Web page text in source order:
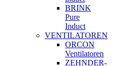
BRINK
Pure
Induct
VENTILATOREN
ORCON
Ventilatoren
ZEHNDER-